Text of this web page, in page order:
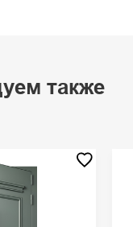
также